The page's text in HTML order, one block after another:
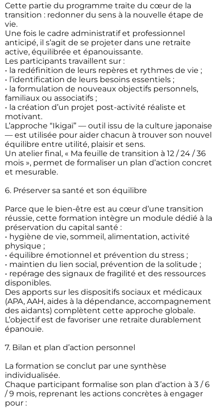
Cette partie du programme traite du cœur de la
transition : redonner du sens à la nouvelle étape de
vie.
Une fois le cadre administratif et professionnel
anticipé, il s’agit de se projeter dans une retraite
active, équilibrée et épanouissante.
Les participants travaillent sur :
• la redéfinition de leurs repères et rythmes de vie ;
• l’identification de leurs besoins essentiels ;
• la formulation de nouveaux objectifs personnels,
familiaux ou associatifs ;
• la création d’un projet post-activité réaliste et
motivant.
L’approche “Ikigaï” — outil issu de la culture japonaise
— est utilisée pour aider chacun à trouver son nouvel
équilibre entre utilité, plaisir et sens.
Un atelier final, « Ma feuille de transition à 12 / 24 / 36
mois », permet de formaliser un plan d’action concret
et mesurable.
6. Préserver sa santé et son équilibre
Parce que le bien-être est au cœur d’une transition
réussie, cette formation intègre un module dédié à la
préservation du capital santé :
• hygiène de vie, sommeil, alimentation, activité
physique ;
• équilibre émotionnel et prévention du stress ;
• maintien du lien social, prévention de la solitude ;
• repérage des signaux de fragilité et des ressources
disponibles.
Des apports sur les dispositifs sociaux et médicaux
(APA, AAH, aides à la dépendance, accompagnement
des aidants) complètent cette approche globale.
L’objectif est de favoriser une retraite durablement
épanouie.
7. Bilan et plan d’action personnel
La formation se conclut par une synthèse
individualisée.
Chaque participant formalise son plan d’action à 3 / 6
/ 9 mois, reprenant les actions concrètes à engager
pour :